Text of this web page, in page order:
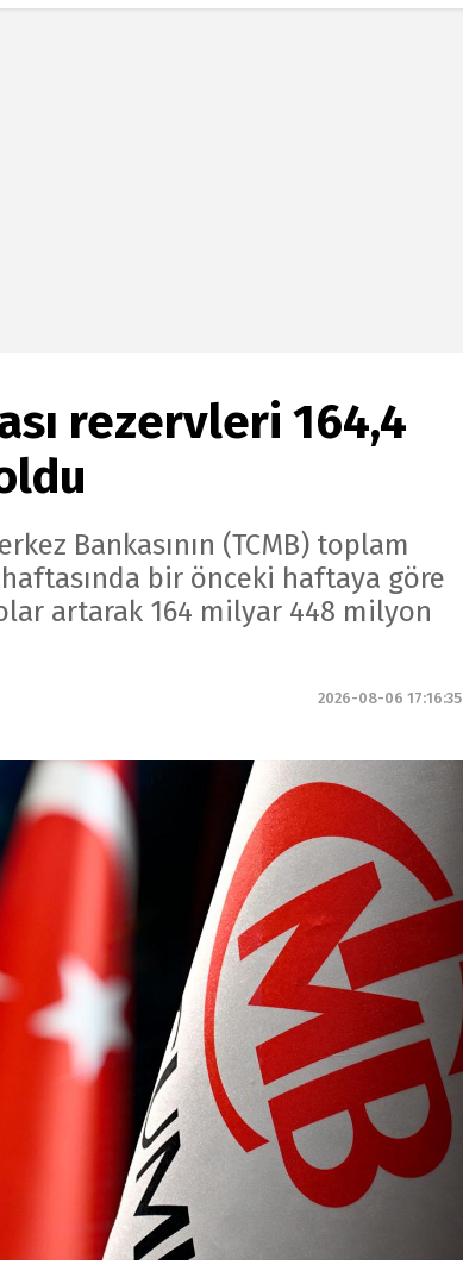
rezervleri 164,4
Bankasının (TCMB) toplam
bir önceki haftaya göre
artarak 164 milyar 448 milyon
2026-08-06 17:16:35